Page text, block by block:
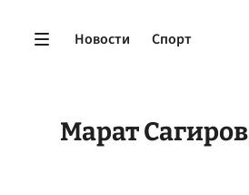
Новости Спорт
Марат Сагиров